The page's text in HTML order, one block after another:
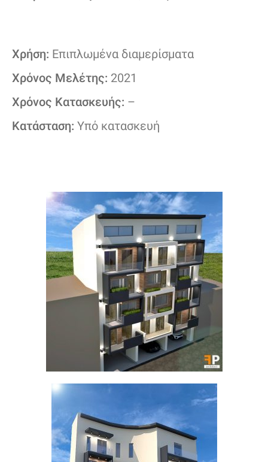
Χρήση: Επιπλωμένα διαμερίσματα
Χρόνος Μελέτης: 2021
Χρόνος Κατασκευής: –
Κατάσταση: Υπό κατασκευή